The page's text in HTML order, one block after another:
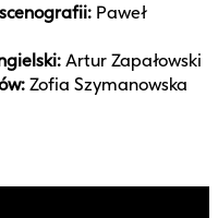
Paweł
Artur Zapałowski
Zofia Szymanowska